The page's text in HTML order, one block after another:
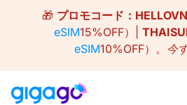
🎁 プロモコード：
eSIM15%OFF）|
eSIM10%OFF）。 今